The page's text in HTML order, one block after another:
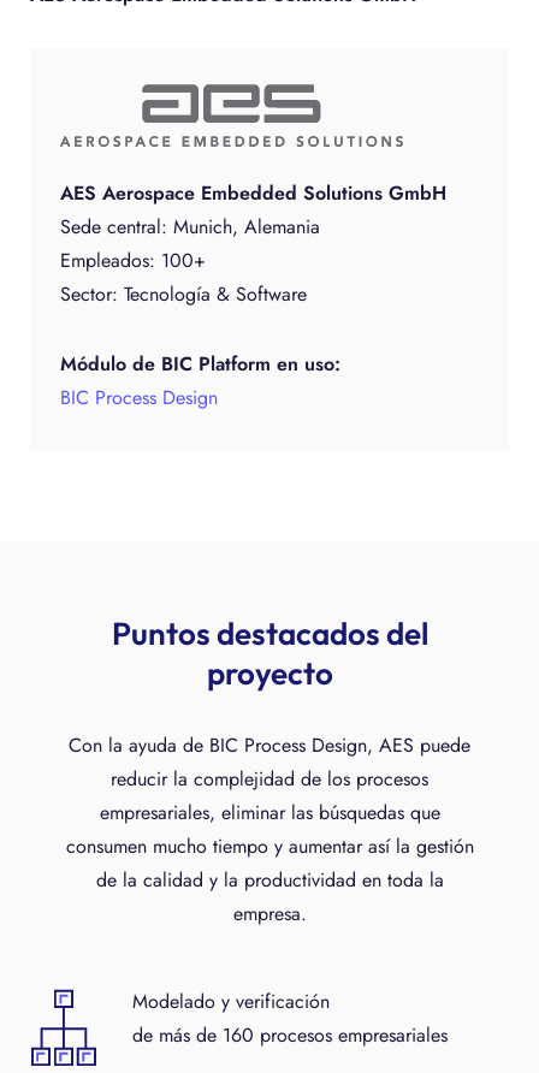
AES Aerospace Embedded Solutions GmbH
Sede central: Munich, Alemania
Empleados: 100+
Sector: Tecnología & Software
Módulo de BIC Platform en uso:
BIC Process Design
Puntos destacados del
proyecto
Con la ayuda de BIC Process Design, AES puede
reducir la complejidad de los procesos
empresariales, eliminar las búsquedas que
consumen mucho tiempo y aumentar así la gestión
de la calidad y la productividad en toda la
empresa.
Modelado y verificación
de más de 160 procesos empresariales